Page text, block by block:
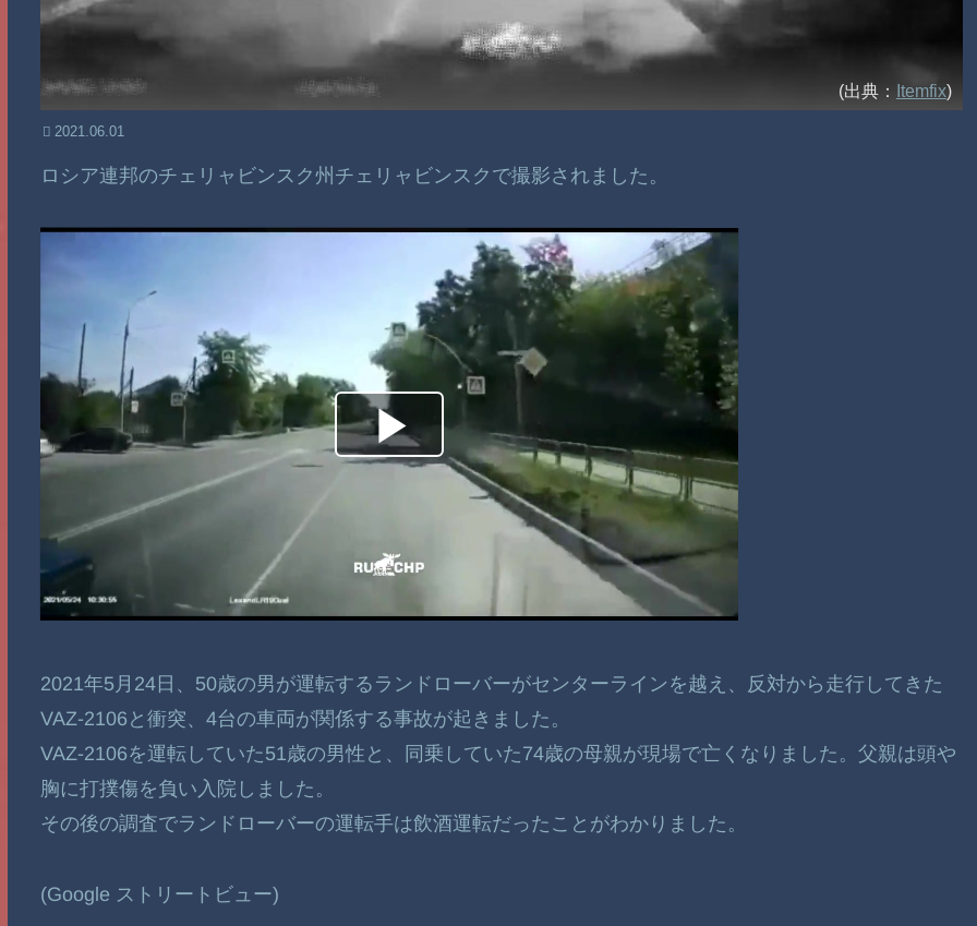
(出典： Itemfix)
2021.06.01
ロシア連邦のチェリャビンスク州チェリャビンスクで撮影されました。
2021年5月24日、50歳の男が運転するランドローバーがセンターラインを越え、反対から走行してきた
VAZ-2106と衝突、4台の車両が関係する事故が起きました。
VAZ-2106を運転していた51歳の男性と、同乗していた74歳の母親が現場で亡くなりました。父親は頭や
胸に打撲傷を負い入院しました。
その後の調査でランドローバーの運転手は飲酒運転だったことがわかりました。
(Google ストリートビュー)